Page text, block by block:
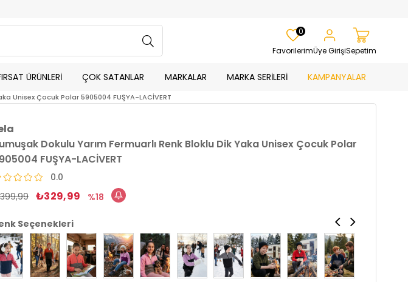
Favorilerim
0
Üye GirişiSepetim
ÜRÜNLERİ ÇOK SATANLAR MARKALAR MARKA SERİLERİ KAMPANYALAR
Unisex Çocuk Polar 5905004 FUŞYA-LACİVERT
Dokulu Yarım Fermuarlı Renk Bloklu Dik Yaka Unisex Çocuk Polar
FUŞYA-LACİVERT
0.0
₺329,99 18
Seçenekleri